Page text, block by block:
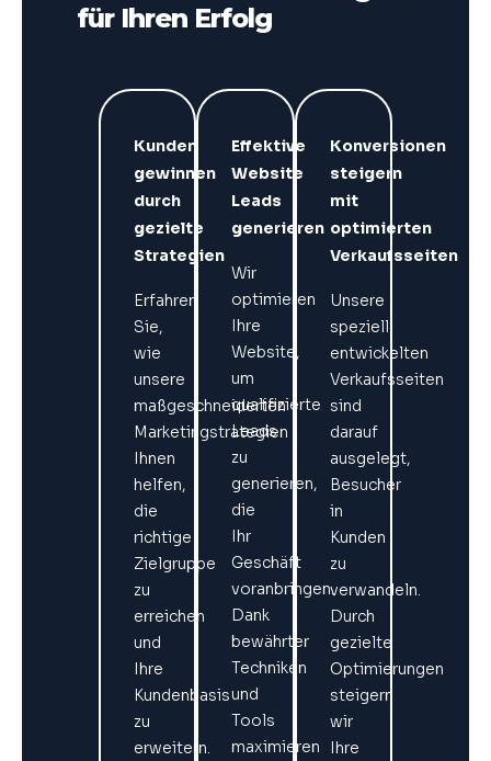
für Ihren Erfolg
Kunden
gewinnen
durch
gezielte
Strategien
Erfahren
Sie,
wie
unsere
maßgeschneiderten
Marketingstrategien
Ihnen
helfen,
die
richtige
Zielgruppe
zu
erreichen
und
Ihre
Kundenbasis
zu
erweitern.
Effektive
Website
Leads
generieren
Wir
optimieren
Ihre
Website,
um
qualifizierte
Leads
zu
generieren,
die
Ihr
Geschäft
voranbringen.
Dank
bewährter
Techniken
und
Tools
maximieren
Konversionen
steigern
mit
optimierten
Verkaufsseiten
Unsere
speziell
entwickelten
Verkaufsseiten
sind
darauf
ausgelegt,
Besucher
in
Kunden
zu
verwandeln.
Durch
gezielte
Optimierungen
steigern
wir
Ihre